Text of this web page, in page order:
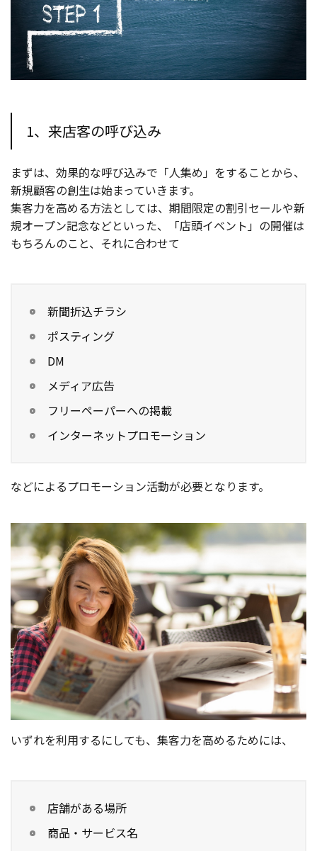
1、来店客の呼び込み
まずは、効果的な呼び込みで「人集め」をすることから、
新規顧客の創生は始まっていきます。
集客力を高める方法としては、期間限定の割引セールや新
規オープン記念などといった、「店頭イベント」の開催は
もちろんのこと、それに合わせて
新聞折込チラシ
ポスティング
DM
メディア広告
フリーペーパーへの掲載
インターネットプロモーション
などによるプロモーション活動が必要となります。
いずれを利用するにしても、集客力を高めるためには、
店舗がある場所
商品・サービス名